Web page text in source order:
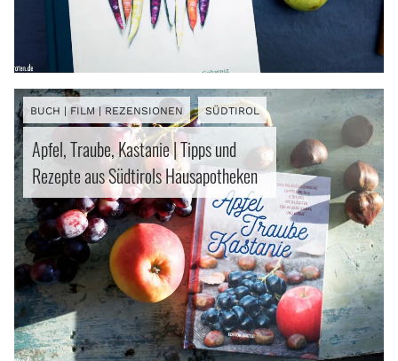
BUCH | FILM | REZENSIONEN SÜDTIROL
Apfel, Traube, Kastanie | Tipps und
Rezepte aus Südtirols Hausapotheken